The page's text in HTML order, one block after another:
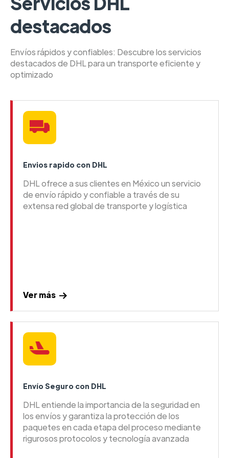
destacados
Envíos rápidos y confiables: Descubre los servicios
destacados de DHL para un transporte eficiente y
optimizado
Envios rapido con DHL
DHL ofrece a sus clientes en México un servicio
de envío rápido y confiable a través de su
extensa red global de transporte y logística
Ver más
Envío Seguro con DHL
DHL entiende la importancia de la seguridad en
los envíos y garantiza la protección de los
paquetes en cada etapa del proceso mediante
rigurosos protocolos y tecnología avanzada